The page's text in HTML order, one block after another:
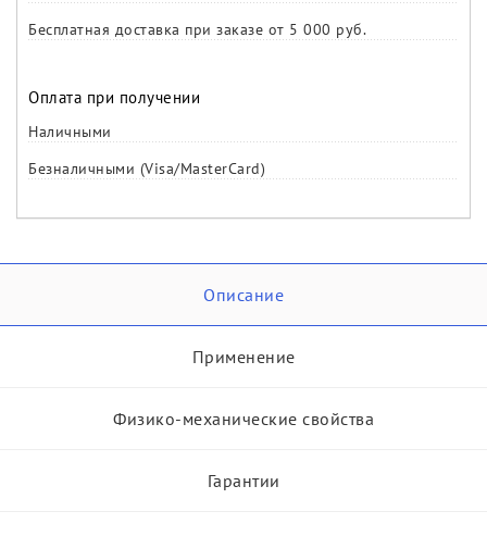
Бесплатная доставка при заказе от 5 000 руб.
Оплата при получении
Наличными
Безналичными (Visa/MasterCard)
Описание
Применение
Физико-механические свойства
Гарантии